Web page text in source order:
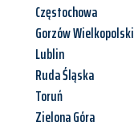
Częstochowa
Gorzów Wielkopolski
Lublin
Ruda Śląska
Toruń
Zielona Góra